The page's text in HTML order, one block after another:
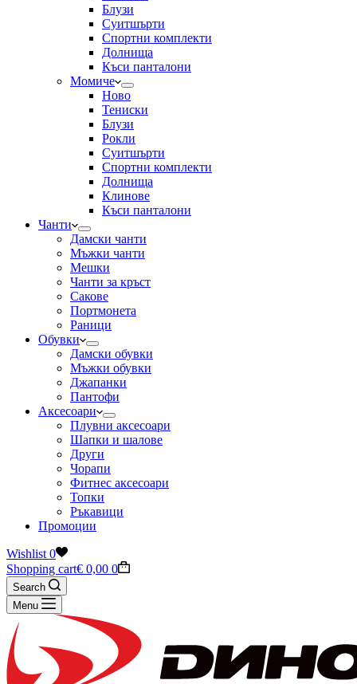
Блузи
Суитшърти
Спортни комплекти
Долнища
Къси панталони
Момиче
Ново
Тениски
Блузи
Рокли
Суитшърти
Спортни комплекти
Долнища
Клинове
Къси панталони
Чанти
Дамски чанти
Мъжки чанти
Мешки
Чанти за кръст
Сакове
Портмонета
Раници
Обувки
Дамски обувки
Мъжки обувки
Джапанки
Пантофи
Аксесоари
Плувни аксесоари
Шапки и шалове
Други
Чорапи
Фитнес аксесоари
Топки
Ръкавици
Промоции
Wishlist 0
Shopping cart€ 0,00 0
Search
Menu